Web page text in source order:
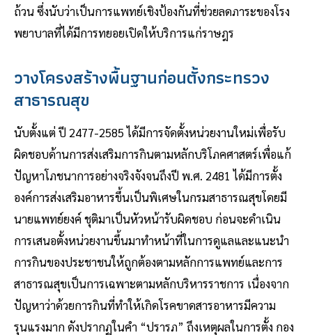
ถ้วน ซึ่งนับว่าเป็นการแพทย์เชิงป้องกันที่ช่วยลดภาระของโรง
พยาบาลที่ได้มีการทยอยเปิดให้บริการแก่ราษฎร
วางโครงสร้างพื้นฐานก่อนตั้งกระทรวง
สาธารณสุข
นับตั้งแต่ ปี 2477-2585 ได้มีการจัดตั้งหน่วยงานใหม่เพื่อรับ
ผิดชอบด้านการส่งเสริมการกินตามหลักบริโภคศาสตร์เพื่อแก้
ปัญหาโภชนาการอย่างจริงจังจนถึงปี พ.ศ. 2481 ได้มีการตั้ง
องค์การส่งเสริมอาหารขึ้นเป็นพิเศษในกรมสาธารณสุขโดยมี
นายแพทย์ยงค์ ชุติมาเป็นหัวหน้ารับผิดชอบ ก่อนจะดําเนิน
การเสนอตั้งหน่วยงานขึ้นมาทําหน้าที่ในการดูแลและแนะนํา
การกินของประชาชนให้ถูกต้องตามหลักการแพทย์และการ
สาธารณสุขเป็นการเฉพาะตามหลักบริหารราชการ เนื่องจาก
ปัญหาว่าด้วยการกินที่ทําให้เกิดโรคขาดสารอาหารมีความ
รุนแรงมาก ดังปรากฏในคํา “ปรารภ” ถึงเหตุผลในการตั้ง กอง